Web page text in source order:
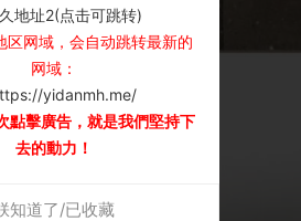
地址2(点击可跳转)
网域，会自动跳转最新的
网域：
yidanmh.me/
點擊廣告，就是我們堅持下
去的動力！
知道了/已收藏